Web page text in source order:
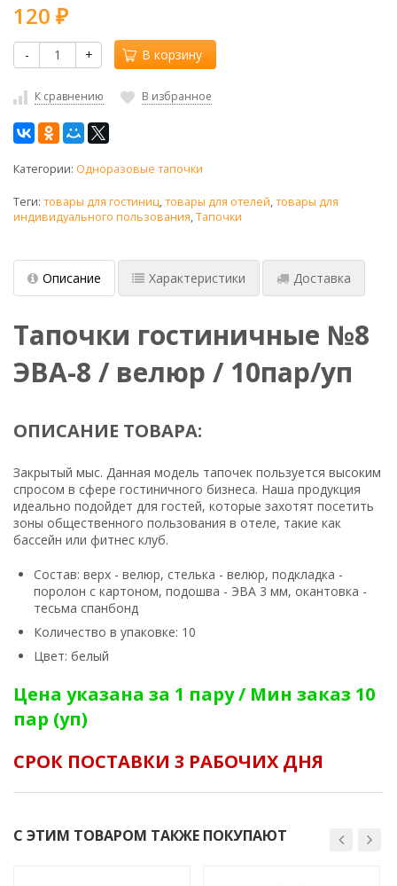
120 ₽
- + В корзину
К сравнению В избранное
Категории: Одноразовые тапочки
Теги: товары для гостиниц,товары для отелей,товары для
индивидуального пользования,Тапочки
Описание Характеристики Доставка
Тапочки гостиничные №8
ЭВА-8 / велюр / 10пар/уп
ОПИСАНИЕ ТОВАРА:
Закрытый мыс. Данная модель тапочек пользуется высоким
спросом в сфере гостиничного бизнеса. Наша продукция
идеально подойдет для гостей, которые захотят посетить
зоны общественного пользования в отеле, такие как
бассейн или фитнес клуб.
Состав: верх - велюр, стелька - велюр, подкладка -
поролон с картоном, подошва - ЭВА 3 мм, окантовка -
тесьма спанбонд
Количество в упаковке: 10
Цвет: белый
Цена указана за 1 пару / Мин заказ 10
пар (уп)
СРОК ПОСТАВКИ 3 РАБОЧИХ ДНЯ
С ЭТИМ ТОВАРОМ ТАКЖЕ ПОКУПАЮТ